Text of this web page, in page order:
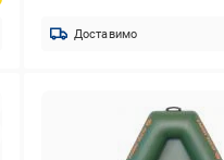
Доставимо